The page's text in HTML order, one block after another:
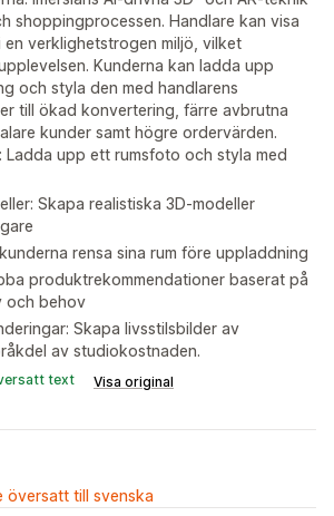
shoppingprocessen. Handlare kan visa
verklighetstrogen miljö, vilket
Kunderna kan ladda upp
och styla den med handlarens
till ökad konvertering, färre avbrutna
kunder samt högre ordervärden.
Ladda upp ett rumsfoto och styla med
Skapa realistiska 3D-modeller
rensa sina rum före uppladdning
produktrekommendationer baserat på
och behov
Skapa livsstilsbilder av
av studiokostnaden.
text Visa original
översatt till svenska